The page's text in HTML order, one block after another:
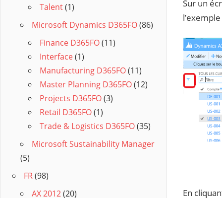
Sur un
En
Talent(1)
Microsoft Dynamics D365FO(86)
Finance D365FO(11)
Interface(1)
Manufacturing D365FO(11)
Master Planning D365FO(12)
Projects D365FO(3)
Retail D365FO(1)
Trade & Logistics D365FO(35)
Microsoft Sustainability Manager
(5)
FR(98)
AX 2012(20)